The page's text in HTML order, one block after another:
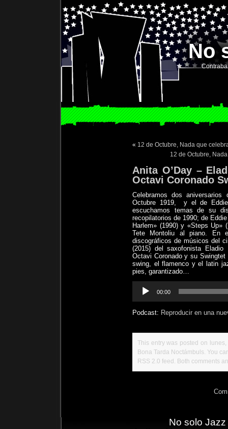
No
« 12 de Octubre, Nada que
12 de Octubre,
Anita O’Day –
Octavi Coronado
Celebramos dos
Octubre 1919,
y el de
escuchamos temas de su
recopilatorios de 1990; de
Harlem» (1990) y «Steps Up»
Tete Montoliu al piano. En
discográficos de músicos del
(2015) del saxofonista
Octavi Coronado y su
swing, el flamenco y el latin
pies, garantizado…
Reproductor
00:00
Podcast: Reproducir en una
This entry was posted on
Bona Tarda Noctámbuls. You
RSS 2.0 feed. Both comments
No solo